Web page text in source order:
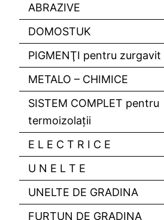
ABRAZIVE
DOMOSTUK
PIGMENŢI pentru zurgavit
METALO – CHIMICE
SISTEM COMPLET pentru
termoizolaţii
E L E C T R I C E
U N E L T E
UNELTE DE GRADINA
FURTUN DE GRADINA